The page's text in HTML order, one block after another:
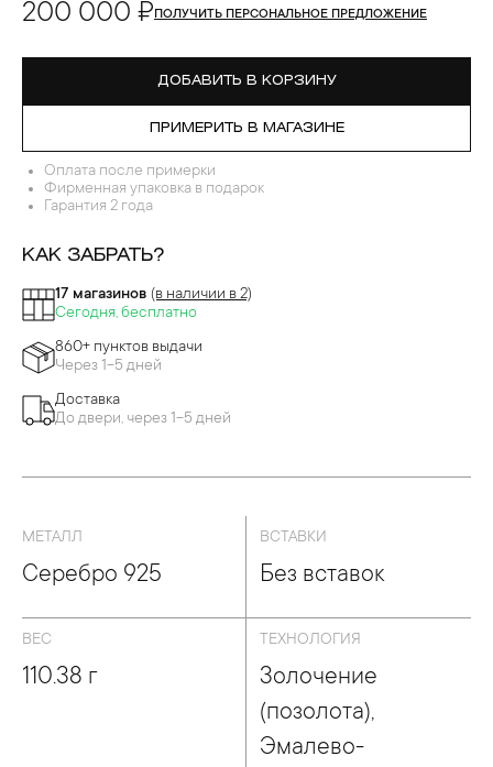
200 000 ₽ ПОЛУЧИТЬ ПЕРСОНАЛЬНОЕ ПРЕДЛОЖЕНИЕ
ДОБАВИТЬ В КОРЗИНУ
ПРИМЕРИТЬ В МАГАЗИНЕ
Оплата после примерки
Фирменная упаковка в подарок
Гарантия 2 года
КАК ЗАБРАТЬ?
17 магазинов (в наличии в 2)
Сегодня, бесплатно
860+ пунктов выдачи
Через 1-5 дней
Доставка
До двери, через 1-5 дней
МЕТАЛЛ
Серебро 925
ВСТАВКИ
Без вставок
ВЕС
110.38 г
ТЕХНОЛОГИЯ
Золочение
(позолота),
Эмалево-